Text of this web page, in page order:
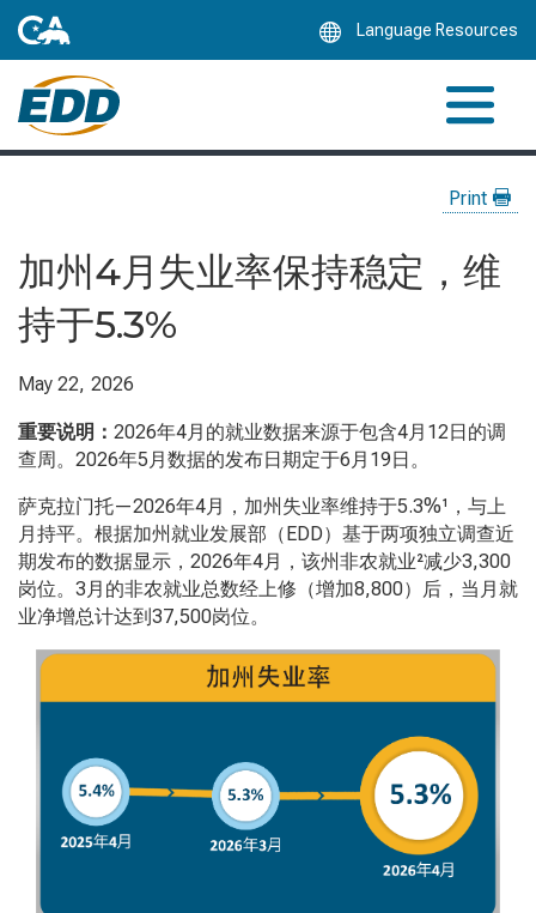
Language Resources
Print
加州4月失业率保持稳定，维
持于5.3%
May 22, 2026
重要说明： 2026年4月的就业数据来源于包含4月12日的调
查周。2026年5月数据的发布日期定于6月19日。
萨克拉门托—2026年4月，加州失业率维持于5.3%¹，与上
月持平。根据加州就业发展部（EDD）基于两项独立调查近
期发布的数据显示，2026年4月，该州非农就业²减少3,300
岗位。3月的非农就业总数经上修（增加8,800）后，当月就
业净增总计达到37,500岗位。